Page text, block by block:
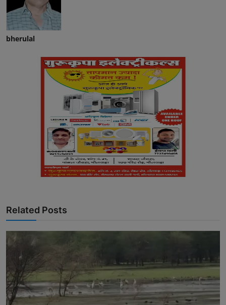
bherulal
Related Posts